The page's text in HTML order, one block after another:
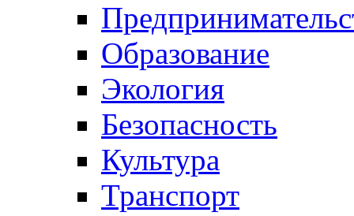
Образование
Экология
Безопасность
Культура
Транспорт